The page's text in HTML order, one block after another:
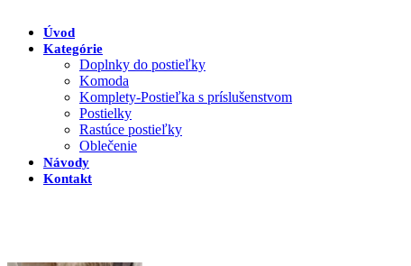
Úvod
Kategórie
Doplnky do postieľky
Komoda
Komplety-Postieľka s príslušenstvom
Postielky
Rastúce postieľky
Oblečenie
Návody
Kontakt